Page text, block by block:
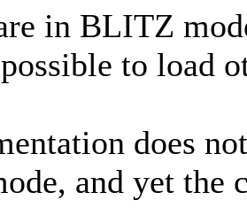
in BLITZ
to load
does
and yet the